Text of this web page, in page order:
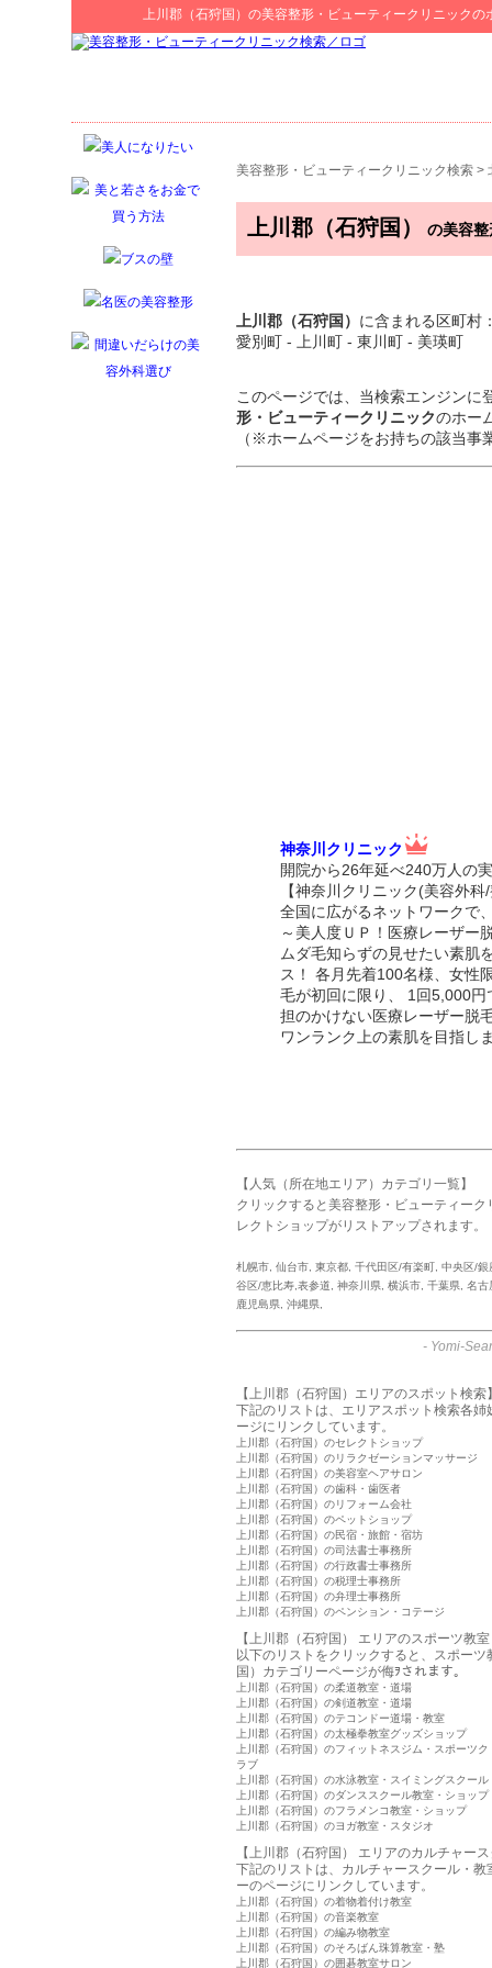
上川郡（石狩国） の美容整形・ビューティークリニックの
美容整形・ビューティークリニック検索 >
上川郡（石狩国） の美容
上川郡（石狩国） に含まれる区町村
愛別町 - 上川町 - 東川町 - 美瑛町
このページでは、当検索エンジンに
形・ビューティークリニックのホー
（※ホームページをお持ちの該当事
神奈川クリニック
開院から26年延べ240万人の
【神奈川クリニック(美容外
全国に広がるネットワークで
～美人度ＵＰ！医療レーザー
ムダ毛知らずの見せたい素肌
ス！ 各月先着100名様、女性
毛が初回に限り、 1回5,000
担のかけない医療レーザー脱
ワンランク上の素肌を目指し
【人気（所在地エリア）カテゴリ一覧】
クリックすると美容整形・ビューティー
レクトショップがリストアップされます。
札幌市 仙台市 東京都 千代田区/有楽町 中央区/銀
谷区/恵比寿,表参道
神奈川県 横浜市 千葉県 名古
鹿児島県 沖縄県
- Yomi-
【上川郡（石狩国）エリアのスポット検索
下記のリストは、エリアスポット検索各
ージにリンクしています。
上川郡（石狩国）のセレクトショップ
上川郡（石狩国）のリラクゼーションマッサージ
上川郡（石狩国）の美容室ヘアサロン
上川郡（石狩国）の歯科・歯医者
上川郡（石狩国）のリフォーム会社
上川郡（石狩国）のペットショップ
上川郡（石狩国）の民宿・旅館・宿坊
上川郡（石狩国）の司法書士事務所
上川郡（石狩国）の行政書士事務所
上川郡（石狩国）の税理士事務所
上川郡（石狩国）の弁理士事務所
上川郡（石狩国）のペンション・コテージ
【上川郡（石狩国） エリアのスポーツ教
以下のリストをクリックすると、スポー
国）カテゴリーページが侮ｦされます。
上川郡（石狩国）の柔道教室・道場
上川郡（石狩国）の剣道教室・道場
上川郡（石狩国）のテコンドー道場・教室
上川郡（石狩国）の太極拳教室グッズショップ
上川郡（石狩国）のフィットネスジム・スポーツク
ラブ
上川郡（石狩国）の水泳教室・スイミングスクール
上川郡（石狩国）のダンススクール教室・ショップ
上川郡（石狩国）のフラメンコ教室・ショップ
上川郡（石狩国）のヨガ教室・スタジオ
【上川郡（石狩国） エリアのカルチャー
下記のリストは、カルチャースクール・
ーのページにリンクしています。
上川郡（石狩国）の着物着付け教室
上川郡（石狩国）の音楽教室
上川郡（石狩国）の編み物教室
上川郡（石狩国）のそろばん珠算教室・塾
上川郡（石狩国）の囲碁教室サロン